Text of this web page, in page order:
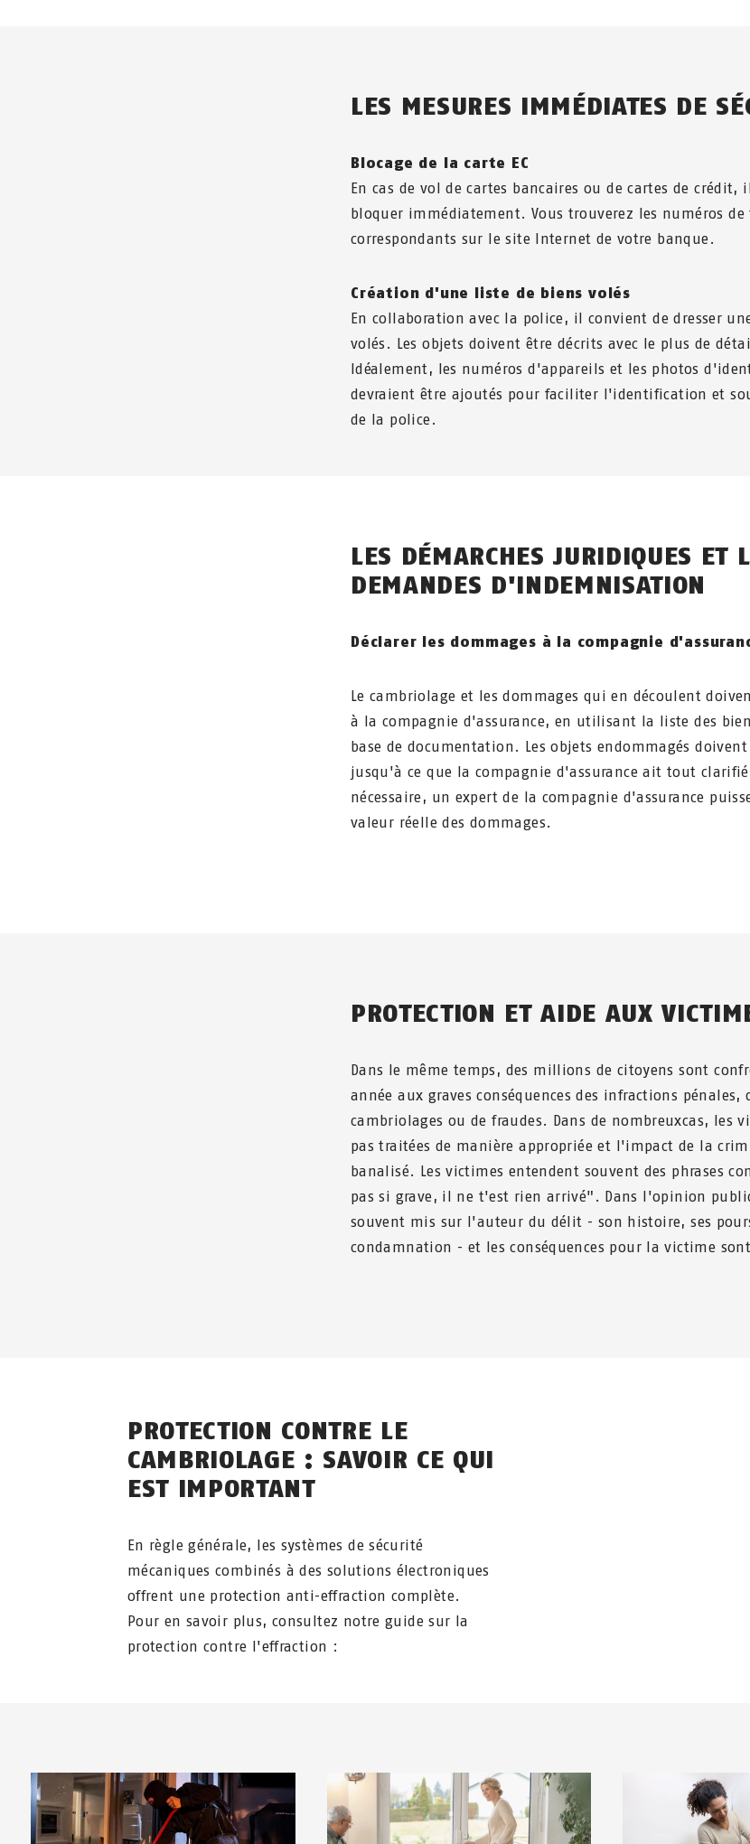
LES MESURES IMMÉDIATES DE
Blocage de la carte EC
En cas de vol de cartes bancaires ou de cartes de crédit,
bloquer immédiatement. Vous trouverez les numéros de
correspondants sur le site Internet de votre banque.
Création d'une liste de biens volés
En collaboration avec la police, il convient de dresser
volés. Les objets doivent être décrits avec le plus de
Idéalement, les numéros d'appareils et les photos
devraient être ajoutés pour faciliter l'identification et
de la police.
LES DÉMARCHES JURIDIQUES ET
DEMANDES D'INDEMNISATION
Déclarer les dommages à la compagnie
Le cambriolage et les dommages qui en découlent
à la compagnie d'assurance, en utilisant la liste des
base de documentation. Les objets endommagés doivent
jusqu'à ce que la compagnie d'assurance ait tout
nécessaire, un expert de la compagnie d'assurance
valeur réelle des dommages.
PROTECTION ET AIDE AUX
Dans le même temps, des millions de citoyens sont
année aux graves conséquences des infractions
cambriolages ou de fraudes. Dans de nombreuxcas, les
pas traitées de manière appropriée et l'impact de la
banalisé. Les victimes entendent souvent des phrases
pas si grave, il ne t'est rien arrivé". Dans l'opinion
souvent mis sur l'auteur du délit - son histoire, ses
condamnation - et les conséquences pour la victime
PROTECTION CONTRE LE
CAMBRIOLAGE : SAVOIR CE QUI
EST IMPORTANT
En règle générale, les systèmes de sécurité
mécaniques combinés à des solutions électroniques
offrent une protection anti-effraction complète.
Pour en savoir plus, consultez notre guide sur la
protection contre l'effraction :